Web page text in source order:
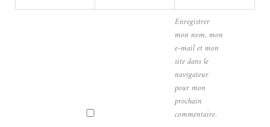
Enregistrer
mon nom, mon
e-mail et mon
site dans le
navigateur
pour mon
prochain
commentaire.